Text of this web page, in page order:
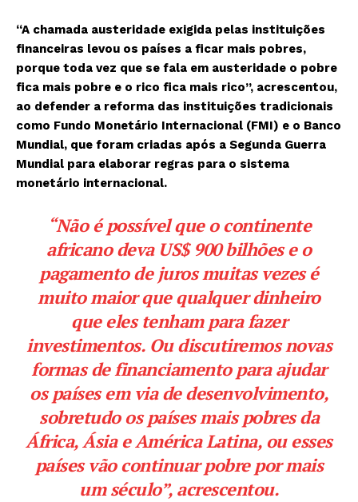
“A chamada austeridade exigida pelas instituições
financeiras levou os países a ficar mais pobres,
porque toda vez que se fala em austeridade o pobre
fica mais pobre e o rico fica mais rico”, acrescentou,
ao defender a reforma das instituições tradicionais
como Fundo Monetário Internacional (FMI) e o Banco
Mundial, que foram criadas após a Segunda Guerra
Mundial para elaborar regras para o sistema
monetário internacional.
“Não é possível que o continente
africano deva US$ 900 bilhões e o
pagamento de juros muitas vezes é
muito maior que qualquer dinheiro
que eles tenham para fazer
investimentos. Ou discutiremos novas
formas de financiamento para ajudar
os países em via de desenvolvimento,
sobretudo os países mais pobres da
África, Ásia e América Latina, ou esses
países vão continuar pobre por mais
um século”, acrescentou.